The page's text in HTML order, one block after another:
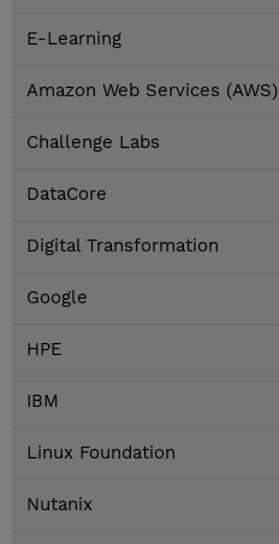
E-Learning
Amazon Web Services (AWS)
Challenge Labs
DataCore
Digital Transformation
Google
HPE
IBM
Linux Foundation
Nutanix